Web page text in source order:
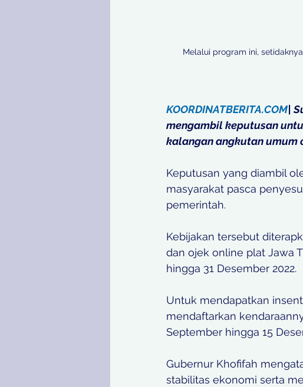
Melalui program ini, setidaknya
KOORDINATBERITA.COM |
mengambil keputusan
kalangan angkutan umum
Keputusan yang diambil
masyarakat pasca
pemerintah.
Kebijakan tersebut
dan ojek online plat Jawa
hingga 31 Desember 2022.
Untuk mendapatkan
mendaftarkan
September hingga 15
Gubernur Khofifah
stabilitas ekonomi serta